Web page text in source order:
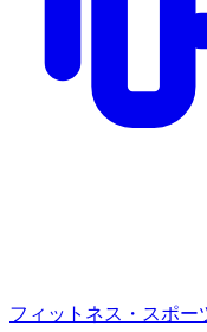
フィットネス・スポー